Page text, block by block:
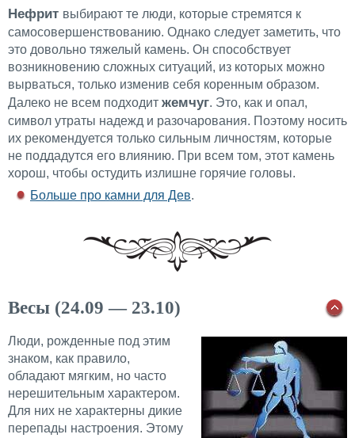
Нефрит выбирают те люди, которые стремятся к
самосовершенствованию. Однако следует заметить, что
это довольно тяжелый камень. Он способствует
возникновению сложных ситуаций, из которых можно
вырваться, только изменив себя коренным образом.
Далеко не всем подходит жемчуг. Это, как и опал,
символ утраты надежд и разочарования. Поэтому носить
их рекомендуется только сильным личностям, которые
не поддадутся его влиянию. При всем том, этот камень
хорош, чтобы остудить излишне горячие головы.
Больше про камни для Дев.
Весы (24.09 — 23.10)
Люди, рожденные под этим
знаком, как правило,
обладают мягким, но часто
нерешительным характером.
Для них не характерны дикие
перепады настроения. Этому